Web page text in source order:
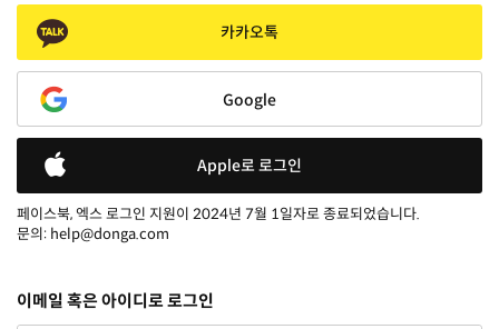
카카오톡
Google
Apple로 로그인
페이스북, 엑스 로그인 지원이 2024년 7월 1일자로 종료되었습니다.
문의: help@donga.com
이메일 혹은 아이디로 로그인